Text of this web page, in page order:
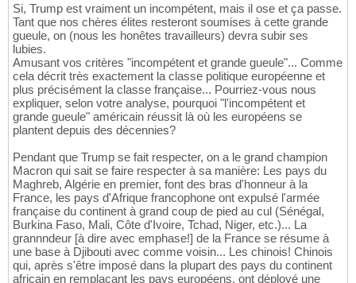
Si, Trump est vraiment un incompétent, mais il ose et ça passe.
Tant que nos chères élites resteront soumises à cette grande
gueule, on (nous les honêtes travailleurs) devra subir ses
lubies.
Amusant vos critères "incompétent et grande gueule"... Comme
cela décrit très exactement la classe politique européenne et
plus précisément la classe française... Pourriez-vous nous
expliquer, selon votre analyse, pourquoi "l'incompétent et
grande gueule" américain réussit là où les européens se
plantent depuis des décennies?
Pendant que Trump se fait respecter, on a le grand champion
Macron qui sait se faire respecter à sa manière: Les pays du
Maghreb, Algérie en premier, font des bras d'honneur à la
France, les pays d'Afrique francophone ont expulsé l'armée
française du continent à grand coup de pied au cul (Sénégal,
Burkina Faso, Mali, Côte d'Ivoire, Tchad, Niger, etc.)... La
grannndeur [à dire avec emphase!] de la France se résume à
une base à Djibouti avec comme voisin... Les chinois! Chinois
qui, après s'être imposé dans la plupart des pays du continent
africain en remplaçant les pays européens, ont déployé une